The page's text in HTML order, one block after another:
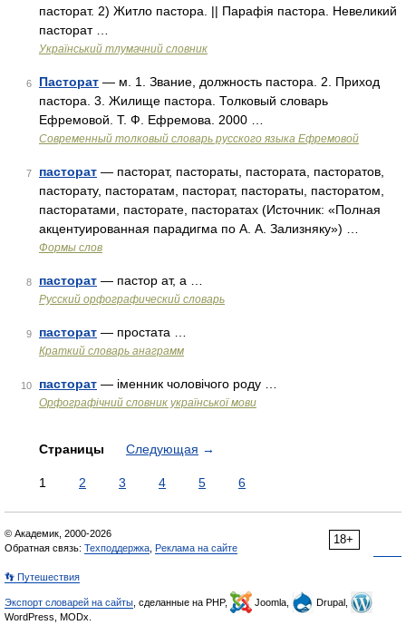
пасторат. 2) Житло пастора. || Парафія пастора. Невеликий
пасторат …
Український тлумачний словник
6 Пасторат — м. 1. Звание, должность пастора. 2. Приход
пастора. 3. Жилище пастора. Толковый словарь
Ефремовой. Т. Ф. Ефремова. 2000 …
Современный толковый словарь русского языка Ефремовой
7 пасторат — пасторат, пастораты, пастората, пасторатов,
пасторату, пасторатам, пасторат, пастораты, пасторатом,
пасторатами, пасторате, пасторатах (Источник: «Полная
акцентуированная парадигма по А. А. Зализняку») …
Формы слов
8 пасторат — пастор ат, а …
Русский орфографический словарь
9 пасторат — простата …
Краткий словарь анаграмм
10 пасторат — іменник чоловічого роду …
Орфографічний словник української мови
Страницы Следующая →
1 2 3 4 5 6
18+
© Академик, 2000-2026
Обратная связь: Техподдержка Реклама на сайте
👣 Путешествия
Экспорт словарей на сайты , сделанные на PHP, Joomla,
Drupal,
WordPress, MODx.